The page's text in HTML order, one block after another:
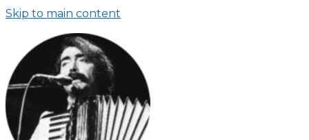
Skip to main content